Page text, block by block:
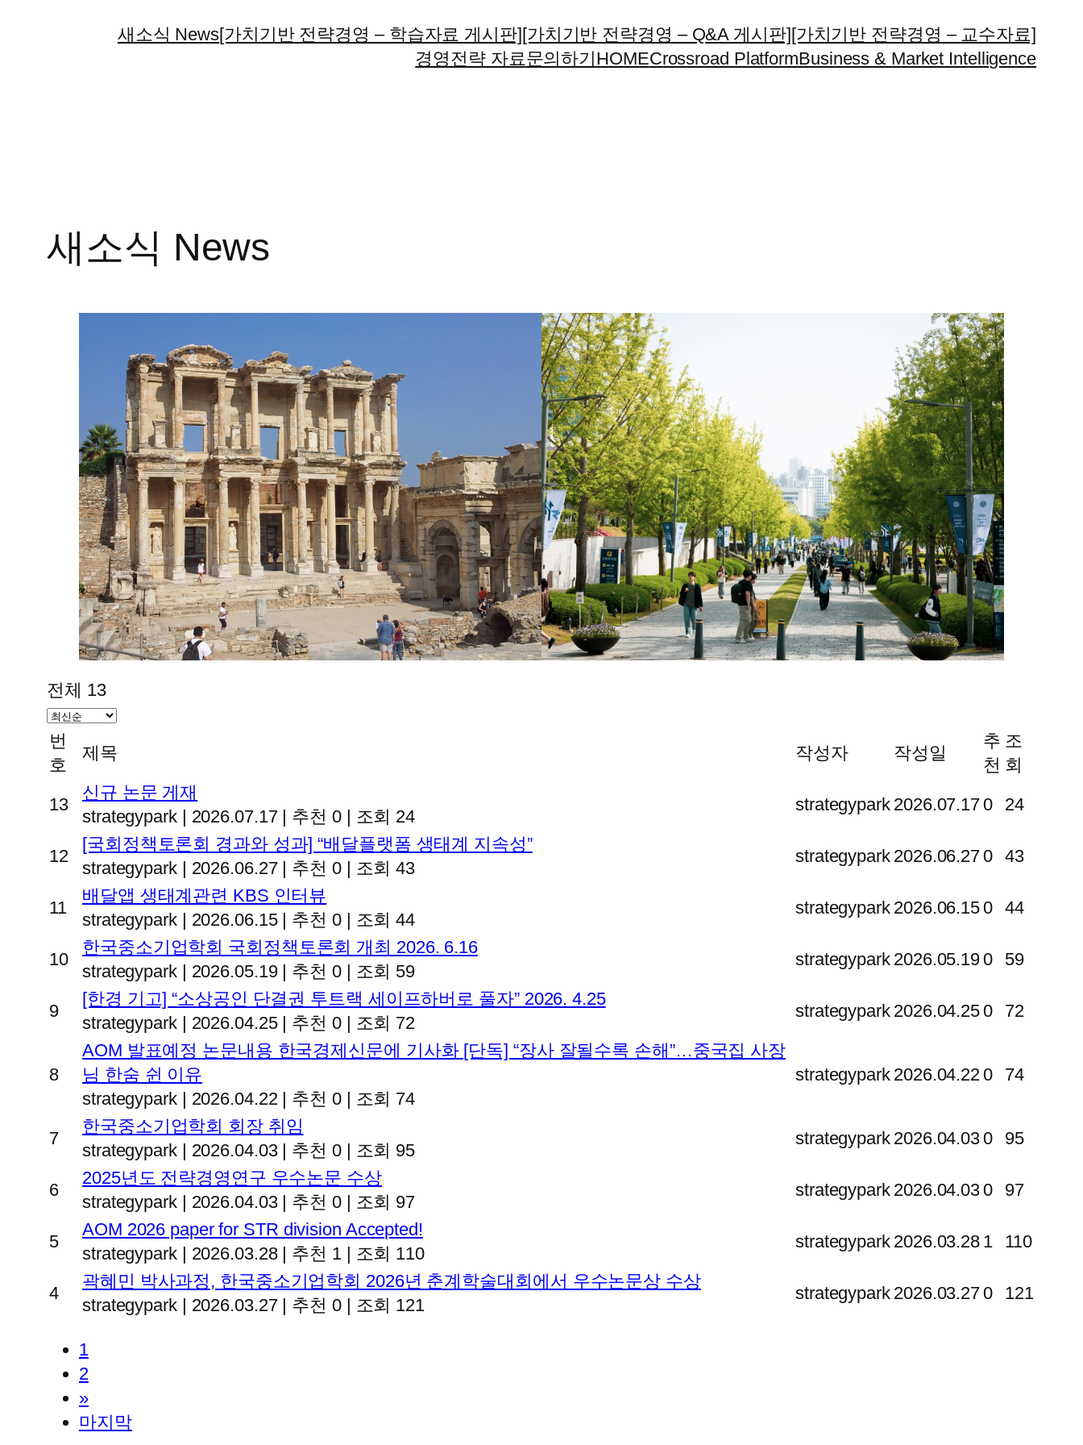
새소식 News[가치기반 전략경영 – 학습자료 게시판][가치기반 전략경영 – Q&A 게시판][가치기반 전략경영 – 교수자료]
경영전략 자료문의하기HOMECrossroad PlatformBusiness & Market Intelligence
새소식 News
전체 13
번
호
제목 작성자 작성일
추
천
조
회
13
신규 논문 게재
strategypark | 2026.07.17 | 추천 0 | 조회 24
strategypark 2026.07.170 24
12
[국회정책토론회 경과와 성과] “배달플랫폼 생태계 지속성”
strategypark | 2026.06.27 | 추천 0 | 조회 43
strategypark 2026.06.270 43
11
배달앱 생태계관련 KBS 인터뷰
strategypark | 2026.06.15 | 추천 0 | 조회 44
strategypark 2026.06.150 44
10
한국중소기업학회 국회정책토론회 개최 2026. 6.16
strategypark | 2026.05.19 | 추천 0 | 조회 59
strategypark 2026.05.190 59
9
[한경 기고] “소상공인 단결권 투트랙 세이프하버로 풀자” 2026. 4.25
strategypark | 2026.04.25 | 추천 0 | 조회 72
strategypark 2026.04.250 72
8
AOM 발표예정 논문내용 한국경제신문에 기사화 [단독] “장사 잘될수록 손해”…중국집 사장
님 한숨 쉰 이유
strategypark | 2026.04.22 | 추천 0 | 조회 74
strategypark 2026.04.22 0 74
7
한국중소기업학회 회장 취임
strategypark | 2026.04.03 | 추천 0 | 조회 95
strategypark 2026.04.030 95
6
2025년도 전략경영연구 우수논문 수상
strategypark | 2026.04.03 | 추천 0 | 조회 97
strategypark 2026.04.030 97
5
AOM 2026 paper for STR division Accepted!
strategypark | 2026.03.28 | 추천 1 | 조회 110
strategypark 2026.03.28 1 110
4
곽혜민 박사과정, 한국중소기업학회 2026년 춘계학술대회에서 우수논문상 수상
strategypark | 2026.03.27 | 추천 0 | 조회 121
strategypark 2026.03.270 121
1
2
»
마지막